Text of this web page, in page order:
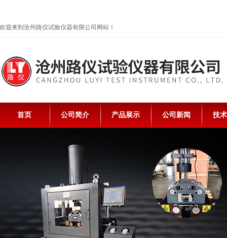
欢迎来到沧州路仪试验仪器有限公司网站！
首页 公司简介 产品展示 公司新闻 技